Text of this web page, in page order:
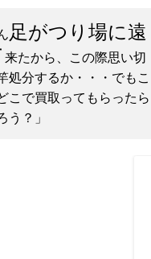
足がつり場に遠
来たから、この際思い切
処分するか・・・でもこ
こで買取ってもらったら
う？」